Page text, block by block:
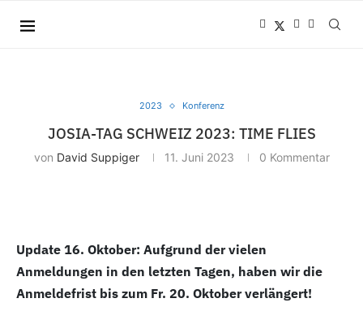
2023 Konferenz
JOSIA-TAG SCHWEIZ 2023: TIME FLIES
von David Suppiger 11. Juni 2023 0 Kommentar
Update 16. Oktober: Aufgrund der vielen
Anmeldungen in den letzten Tagen, haben wir die
Anmeldefrist bis zum Fr. 20. Oktober verlängert!